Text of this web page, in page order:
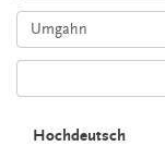
Hochdeutsch